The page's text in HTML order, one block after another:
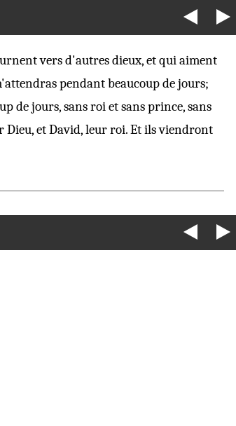
vers d'autres dieux, et qui aiment
pendant beaucoup de jours;
de jours, sans roi et sans prince, sans
et David, leur roi. Et ils viendront